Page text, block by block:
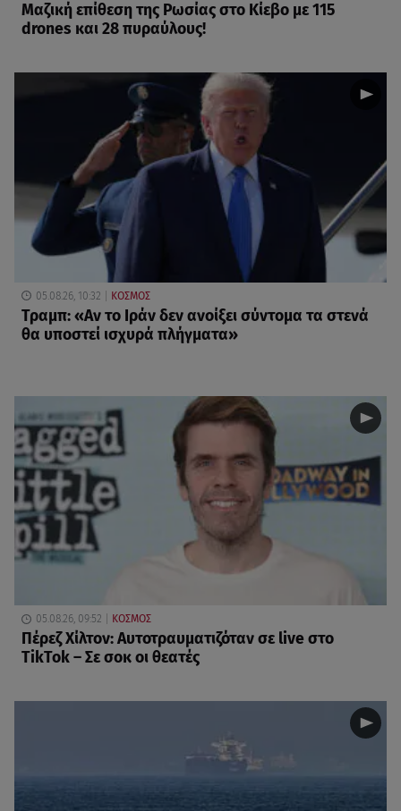
Μαζική επίθεση της Ρωσίας στο Κίεβο με 115
drones και 28 πυραύλους!
05.08.26, 10:32 ΚΟΣΜΟΣ
Τραμπ: «Αν το Ιράν δεν ανοίξει σύντομα τα στενά
θα υποστεί ισχυρά πλήγματα»
05.08.26, 09:52 ΚΟΣΜΟΣ
Πέρεζ Χίλτον: Αυτοτραυματιζόταν σε live στο
TikTok – Σε σοκ οι θεατές